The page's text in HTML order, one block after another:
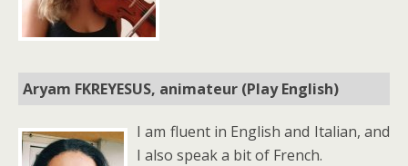
Aryam FKREYESUS, animateur (Play English)
I am fluent in English and Italian, and
I also speak a bit of French.